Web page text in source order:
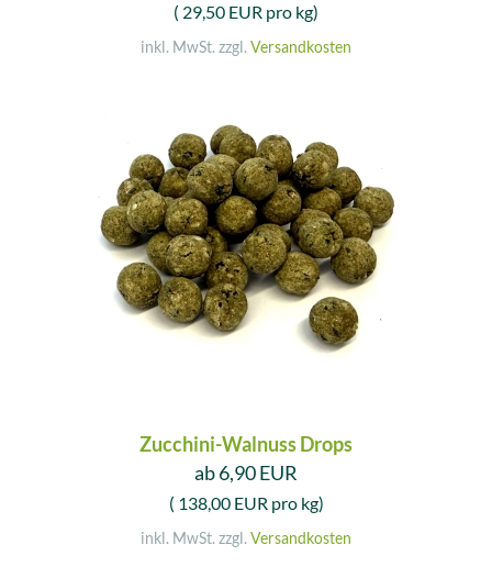
( 29,50 EUR pro kg)
inkl. MwSt. zzgl. Versandkosten
Zucchini-Walnuss Drops
ab 6,90 EUR
( 138,00 EUR pro kg)
inkl. MwSt. zzgl. Versandkosten